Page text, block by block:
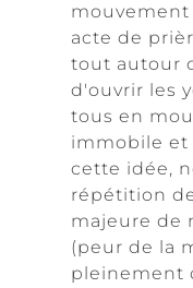
mouvement
acte de
tout autour
d'ouvrir les
tous en
immobile et
cette idée,
répétition
majeure de
(peur de la
pleinement